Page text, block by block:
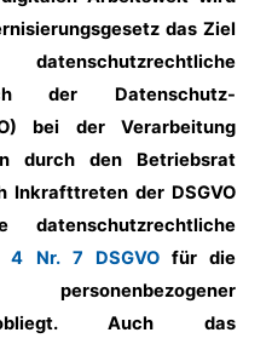
das Ziel
der Datenschutz-
bei der Verarbeitung
durch den Betriebsrat
Inkrafttreten der DSGVO
4 Nr. 7 DSGVOfür die
obliegt. Auch das